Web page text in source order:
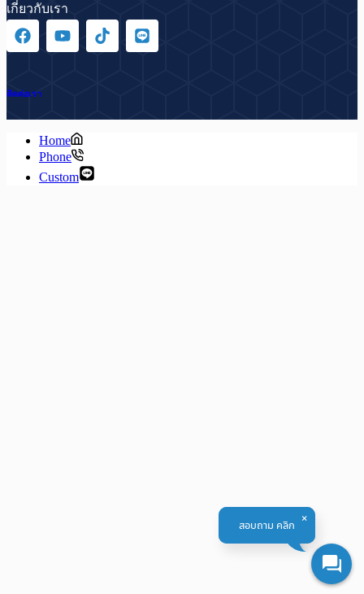
เกี่ยวกับเรา
ติดต่อเรา
Home
Phone
Custom
สอบถาม คลิก